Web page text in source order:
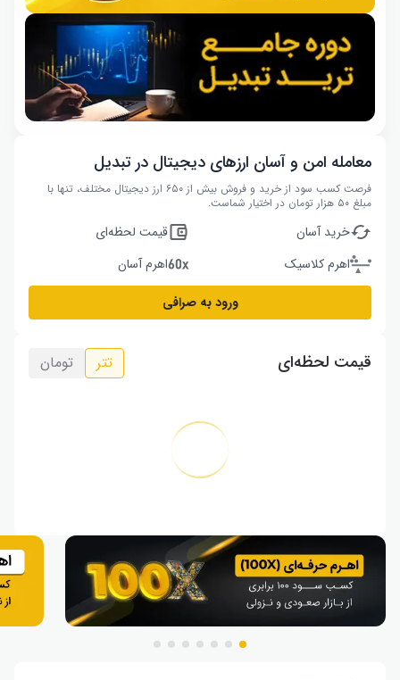
معامله امن و آسان ارزهای دیجیتال در تبدیل
فرصت کسب سود از خرید و فروش بیش از ۶۵۰ ارز دیجیتال مختلف، تنها با
مبلغ ۵۰ هزار تومان در اختیار شماست.
خرید آسان
قیمت لحظه‌ای
اهرم کلاسیک
اهرم آسان
ورود به صرافی
قیمت لحظه‌ای تتر تومان